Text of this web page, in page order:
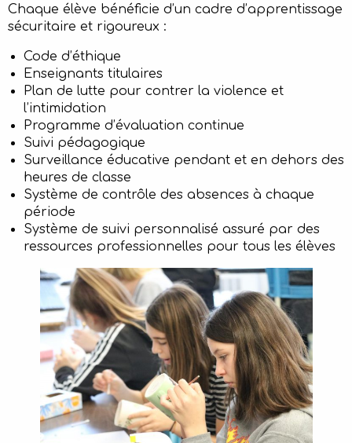
Chaque élève bénéficie d’un cadre d’apprentissage
sécuritaire et rigoureux :
Code d’éthique
Enseignants titulaires
Plan de lutte pour contrer la violence et
l’intimidation
Programme d’évaluation continue
Suivi pédagogique
Surveillance éducative pendant et en dehors des
heures de classe
Système de contrôle des absences à chaque
période
Système de suivi personnalisé assuré par des
ressources professionnelles pour tous les élèves